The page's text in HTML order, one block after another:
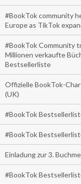
#BookTok community
Europe as TikTok
#BookTok Community
Millionen verkaufte
Bestsellerliste
Offizielle BookTok-
(UK)
#BookTok
#BookTok
Einladung zur 3.
#BookTok